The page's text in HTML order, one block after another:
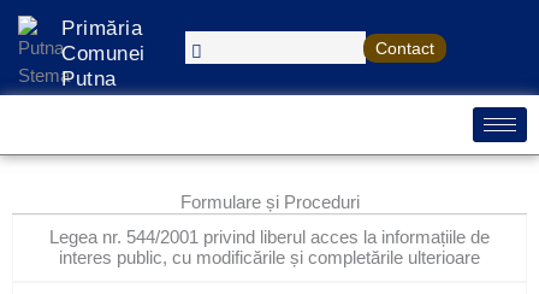
Treci
conținut
Primăria
Comunei
Putna
Contact
Formulare și Proceduri
Legea nr. 544/2001 privind liberul acces la informațiile de
interes public, cu modificările și completările ulterioare